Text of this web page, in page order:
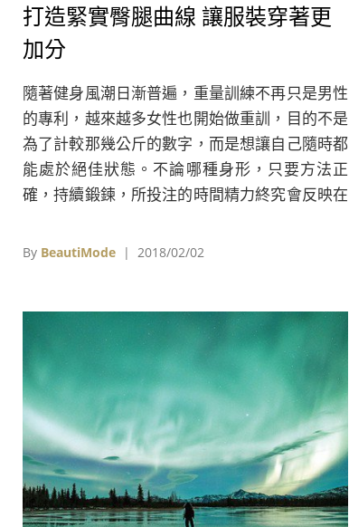
打造緊實臀腿曲線 讓服裝穿著更
加分
隨著健身風潮日漸普遍，重量訓練不再只是男性
的專利，越來越多女性也開始做重訓，目的不是
為了計較那幾公斤的數字，而是想讓自己隨時都
能處於絕佳狀態。不論哪種身形，只要方法正
確，持續鍛鍊，所投注的時間精力終究會反映在
By BeautiMode | 2018/02/02